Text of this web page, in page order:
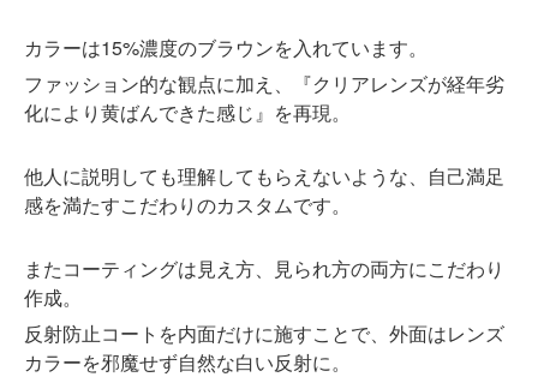
カラーは15%濃度のブラウンを入れています。
ファッション的な観点に加え、『クリアレンズが経年劣
化により黄ばんできた感じ』を再現。
他人に説明しても理解してもらえないような、自己満足
感を満たすこだわりのカスタムです。
またコーティングは見え方、見られ方の両方にこだわり
作成。
反射防止コートを内面だけに施すことで、外面はレンズ
カラーを邪魔せず自然な白い反射に。